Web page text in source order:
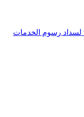
لسداد رسوم الخدمات